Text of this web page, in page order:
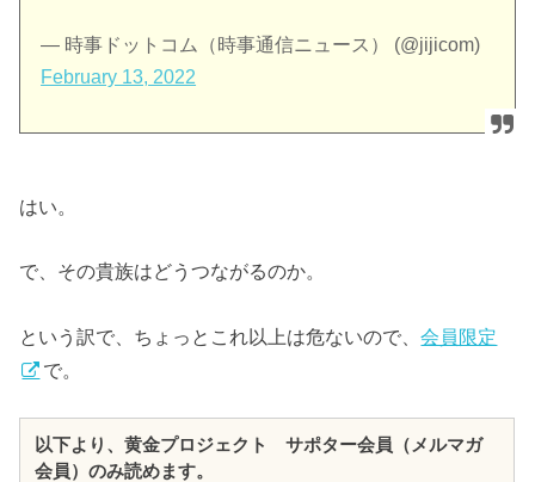
— 時事ドットコム（時事通信ニュース） (@jijicom)
February 13, 2022
はい。
で、その貴族はどうつながるのか。
という訳で、ちょっとこれ以上は危ないので、会員限定
で。
以下より、黄金プロジェクト サポター会員（メルマガ
会員）のみ読めます。